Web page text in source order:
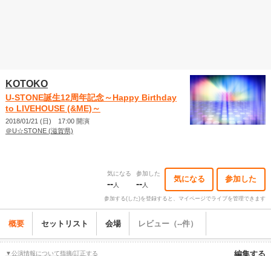
KOTOKO
U-STONE誕生12周年記念～Happy Birthday
to LIVEHOUSE (&ME)～
2018/01/21 (日) 17:00 開演
＠U☆STONE (滋賀県)
気になる
--人
参加した
--人
気になる 参加した
参加する(した)を登録すると、マイページでライブを管理できます
概要 セットリスト 会場 レビュー（--件）
▼公演情報について指摘/訂正する